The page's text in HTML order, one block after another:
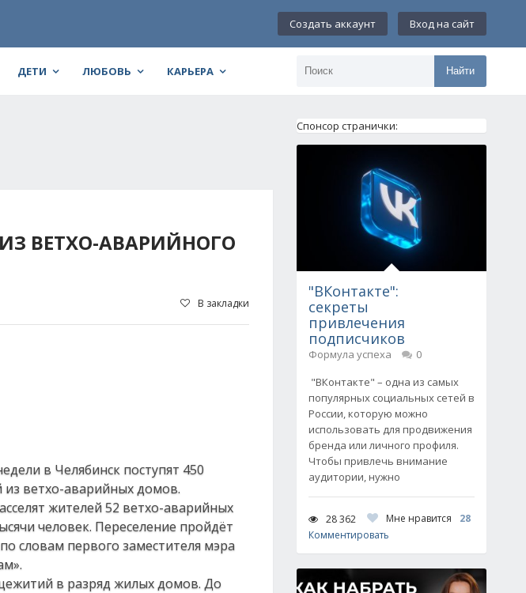
Создать аккаунт Вход на сайт
ДЕТИ ЛЮБОВЬ КАРЬЕРА Найти
ВЕТХО-АВАРИЙНОГО
В закладки
в Челябинск поступят 450
из ветхо-аварийных домов.
жителей 52 ветхо-аварийных
человек. Переселение пройдёт
словам первого заместителя мэра
в разряд жилых домов. До
Спонсор странички:
"ВКонтакте":
секреты
привлечения
подписчиков
Формула успеха
0
"ВКонтакте" – одна из самых
популярных социальных сетей в
России, которую можно
использовать для продвижения
бренда или личного профиля.
Чтобы привлечь внимание
аудитории, нужно
28 362 Мне нравится
28
Комментировать